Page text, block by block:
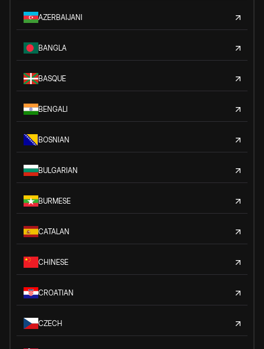
AZERBAIJANI
BANGLA
BASQUE
BENGALI
BOSNIAN
BULGARIAN
BURMESE
CATALAN
CHINESE
CROATIAN
CZECH